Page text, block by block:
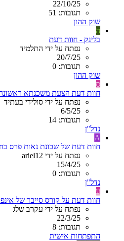
22/10/25
תגובות: 51
שוק ההון
ה
בלינק - חוות דעת
נפתח על ידי התלמיד
20/7/25
תגובות: 0
שוק ההון
ס
חוות דעת הצעת משכנתא
נפתח על ידי סולידי בעתיד
6/5/25
תגובות: 14
נדל"ן
A
חוות דעת של שכונת נאות פרס
נפתח על ידי ariel12
15/4/25
תגובות: 0
נדל"ן
ע
חוות דעת על קורס סייבר של
נפתח על ידי עקרב שלג
22/3/25
תגובות: 8
התפתחות אישית